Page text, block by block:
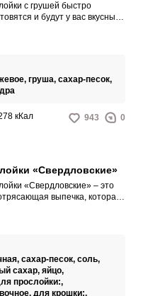
с грушей быстро
и будут у вас вкусным
груша, сахар-песок,
кКал 943 0
«Свердловские»
«Свердловские» – это
выпечка, которая
сахар-песок, соль,
сахар, яйцо,
прослойки:,
для крошки:,